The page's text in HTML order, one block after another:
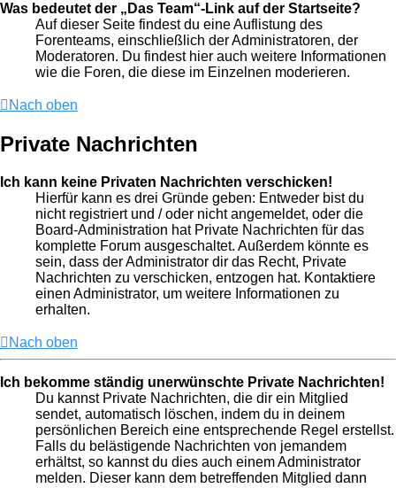
Was bedeutet der „Das Team“-Link auf der Startseite?
Auf dieser Seite findest du eine Auflistung des
Forenteams, einschließlich der Administratoren, der
Moderatoren. Du findest hier auch weitere Informationen
wie die Foren, die diese im Einzelnen moderieren.
Nach oben
Private Nachrichten
Ich kann keine Privaten Nachrichten verschicken!
Hierfür kann es drei Gründe geben: Entweder bist du
nicht registriert und / oder nicht angemeldet, oder die
Board-Administration hat Private Nachrichten für das
komplette Forum ausgeschaltet. Außerdem könnte es
sein, dass der Administrator dir das Recht, Private
Nachrichten zu verschicken, entzogen hat. Kontaktiere
einen Administrator, um weitere Informationen zu
erhalten.
Nach oben
Ich bekomme ständig unerwünschte Private Nachrichten!
Du kannst Private Nachrichten, die dir ein Mitglied
sendet, automatisch löschen, indem du in deinem
persönlichen Bereich eine entsprechende Regel erstellst.
Falls du belästigende Nachrichten von jemandem
erhältst, so kannst du dies auch einem Administrator
melden. Dieser kann dem betreffenden Mitglied dann